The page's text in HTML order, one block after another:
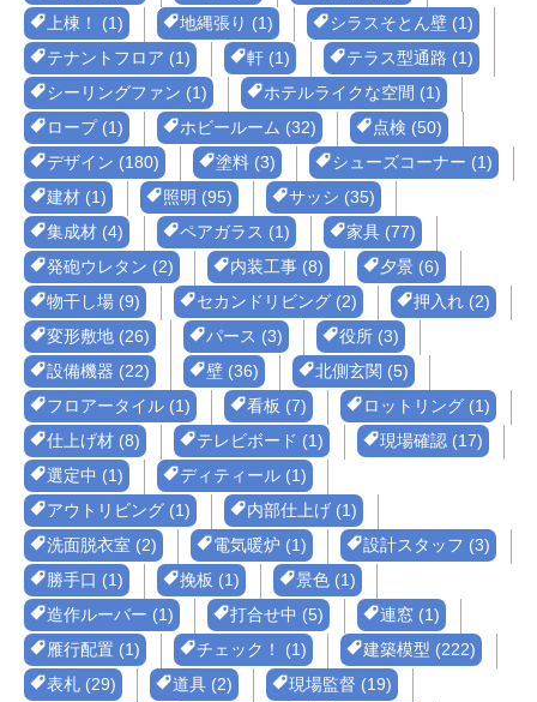
上棟！ (1)
地縄張り (1)
シラスそとん壁 (1)
テナントフロア (1)
軒 (1)
テラス型通路 (1)
シーリングファン (1)
ホテルライクな空間 (1)
ロープ (1)
ホビールーム (32)
点検 (50)
デザイン (180)
塗料 (3)
シューズコーナー (1)
建材 (1)
照明 (95)
サッシ (35)
集成材 (4)
ペアガラス (1)
家具 (77)
発砲ウレタン (2)
内装工事 (8)
夕景 (6)
物干し場 (9)
セカンドリビング (2)
押入れ (2)
変形敷地 (26)
パース (3)
役所 (3)
設備機器 (22)
壁 (36)
北側玄関 (5)
フロアータイル (1)
看板 (7)
ロットリング (1)
仕上げ材 (8)
テレビボード (1)
現場確認 (17)
選定中 (1)
ディティール (1)
アウトリビング (1)
内部仕上げ (1)
洗面脱衣室 (2)
電気暖炉 (1)
設計スタッフ (3)
勝手口 (1)
挽板 (1)
景色 (1)
造作ルーバー (1)
打合せ中 (5)
連窓 (1)
雁行配置 (1)
チェック！ (1)
建築模型 (222)
表札 (29)
道具 (2)
現場監督 (19)